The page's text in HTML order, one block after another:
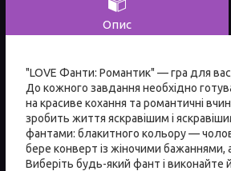
Опис
"LOVE Фанти: Романтик" — гра для вас,
До кожного завдання необхідно
на красиве кохання та романтичні
зробить життя яскравішим і
фантами: блакитного кольору —
бере конверт із жіночими бажаннями,
Виберіть будь-який фант і виконайте